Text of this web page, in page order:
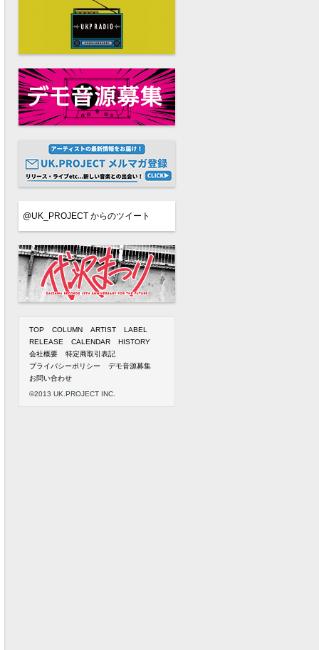
@UK_PROJECT からのツイート
TOP COLUMN ARTIST
LABEL
RELEASE
CALENDAR
HISTORY
会社概要
特定商取引表記
プライバシーポリシー
デモ音源募集
お問い合わせ
©2013 UK.PROJECT INC.